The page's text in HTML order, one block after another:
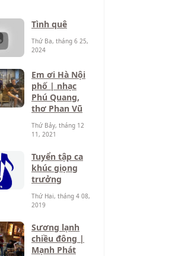
Tình quê
Thứ Ba, tháng 6 25,
2024
Em ơi Hà Nội
phố | nhạc
Phú Quang,
thơ Phan Vũ
Thứ Bảy, tháng 12
11, 2021
Tuyển tập ca
khúc giọng
trưởng
Thứ Hai, tháng 4 08,
2019
Sương lạnh
chiều đông |
Mạnh Phát